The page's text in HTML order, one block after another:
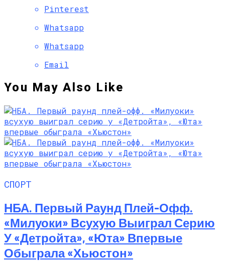
Pinterest
Whatsapp
Whatsapp
Email
You May Also Like
СПОРТ
НБА. Первый Раунд Плей-Офф.
«Милуоки» Всухую Выиграл Серию
У «Детройта», «Юта» Впервые
Обыграла «Хьюстон»